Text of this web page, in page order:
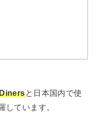
と日本国内で使
しています。